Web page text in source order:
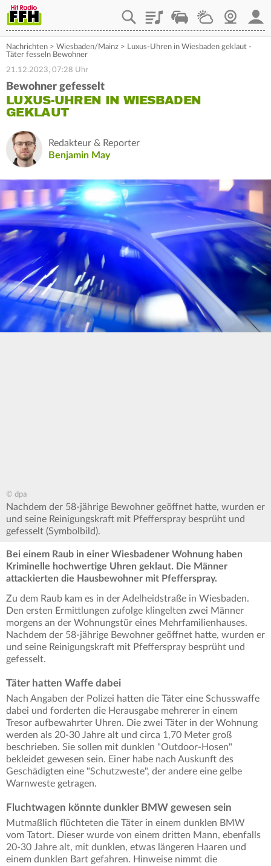
PlaylistStaupilotWetterWebcam
Nachrichten > Wiesbaden/Mainz > Luxus-Uhren in Wiesbaden geklaut -
Täter fesseln Bewohner
21.12.2023, 07:28 Uhr
Bewohner gefesselt
LUXUS-UHREN IN WIESBADEN
GEKLAUT
Redakteur & Reporter
Benjamin May
© dpa
Nachdem der 58-jährige Bewohner geöffnet hatte, wurden er
und seine Reinigungskraft mit Pfefferspray besprüht und
gefesselt (Symbolbild).
Bei einem Raub in einer Wiesbadener Wohnung haben
Kriminelle hochwertige Uhren geklaut. Die Männer
attackierten die Hausbewohner mit Pfefferspray.
Zu dem Raub kam es in der Adelheidstraße in Wiesbaden.
Den ersten Ermittlungen zufolge klingelten zwei Männer
morgens an der Wohnungstür eines Mehrfamilienhauses.
Nachdem der 58-jährige Bewohner geöffnet hatte, wurden er
und seine Reinigungskraft mit Pfefferspray besprüht und
gefesselt.
Täter hatten Waffe dabei
Nach Angaben der Polizei hatten die Täter eine Schusswaffe
dabei und forderten die Herausgabe mehrerer in einem
Tresor aufbewahrter Uhren. Die zwei Täter in der Wohnung
werden als 20-30 Jahre alt und circa 1,70 Meter groß
beschrieben. Sie sollen mit dunklen "Outdoor-Hosen"
bekleidet gewesen sein. Einer habe nach Auskunft des
Geschädigten eine "Schutzweste", der andere eine gelbe
Warnweste getragen.
Fluchtwagen könnte dunkler BMW gewesen sein
Mutmaßlich flüchteten die Täter in einem dunklen BMW
vom Tatort. Dieser wurde von einem dritten Mann, ebenfalls
20-30 Jahre alt, mit dunklen, etwas längeren Haaren und
einem dunklen Bart gefahren. Hinweise nimmt die